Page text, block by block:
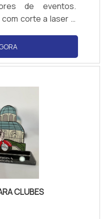
de eventos.
com corte a laser e
leve, elegante e
cortes
impecável.
CLUBES